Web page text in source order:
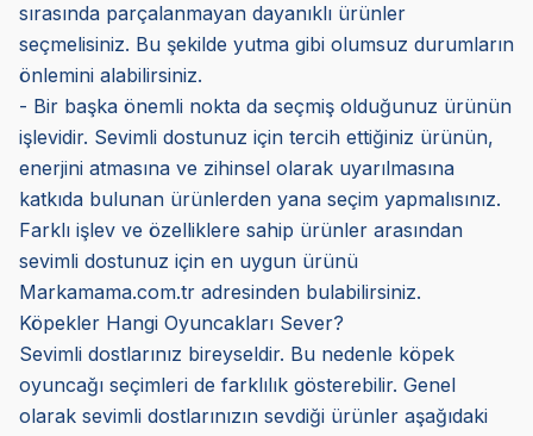
sırasında parçalanmayan dayanıklı ürünler
seçmelisiniz. Bu şekilde yutma gibi olumsuz durumların
önlemini alabilirsiniz.
- Bir başka önemli nokta da seçmiş olduğunuz ürünün
işlevidir. Sevimli dostunuz için tercih ettiğiniz ürünün,
enerjini atmasına ve zihinsel olarak uyarılmasına
katkıda bulunan ürünlerden yana seçim yapmalısınız.
Farklı işlev ve özelliklere sahip ürünler arasından
sevimli dostunuz için en uygun ürünü
Markamama.com.tr adresinden bulabilirsiniz.
Köpekler Hangi Oyuncakları Sever?
Sevimli dostlarınız bireyseldir. Bu nedenle köpek
oyuncağı seçimleri de farklılık gösterebilir. Genel
olarak sevimli dostlarınızın sevdiği ürünler aşağıdaki